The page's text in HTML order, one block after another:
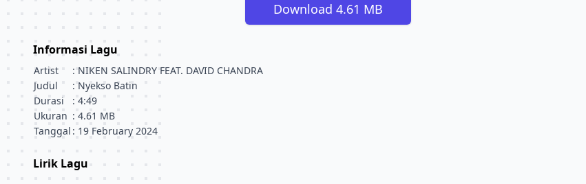
Download 4.61 MB
Informasi Lagu
Artist
: NIKEN SALINDRY FEAT. DAVID CHANDRA
Judul
: Nyekso Batin
Durasi
: 4:49
Ukuran : 4.61 MB
Tanggal : 19 February 2024
Lirik Lagu